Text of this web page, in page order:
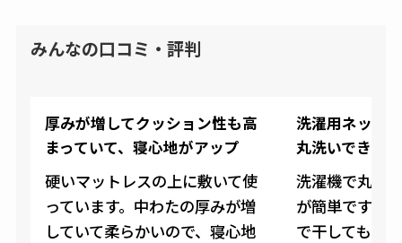
みんなの口コミ・評判
厚みが増してクッション性も高
まっていて、寝心地がアップ
硬いマットレスの上に敷いて使
っています。中わたの厚みが増
していて柔らかいので、寝心地
洗濯用ネット
丸洗いできる
洗濯機で丸洗
が簡単です。
で干してもす